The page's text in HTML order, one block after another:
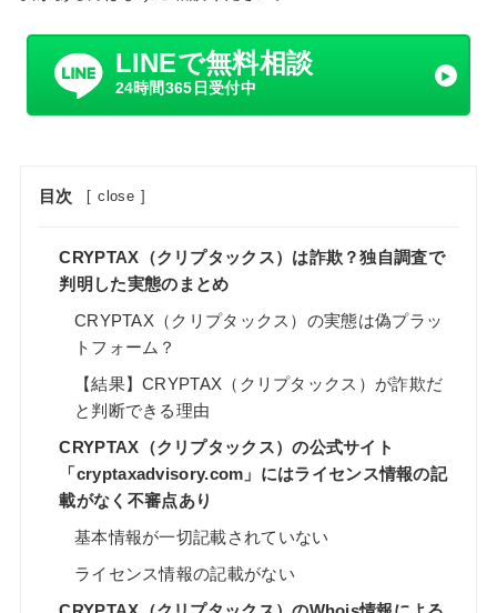
LINEで無料相談
24時間365日受付中
目次 [ close ]
CRYPTAX（クリプタックス）は詐欺？独自調査で
判明した実態のまとめ
CRYPTAX（クリプタックス）の実態は偽プラッ
トフォーム？
【結果】CRYPTAX（クリプタックス）が詐欺だ
と判断できる理由
CRYPTAX（クリプタックス）の公式サイト
「cryptaxadvisory.com」にはライセンス情報の記
載がなく不審点あり
基本情報が一切記載されていない
ライセンス情報の記載がない